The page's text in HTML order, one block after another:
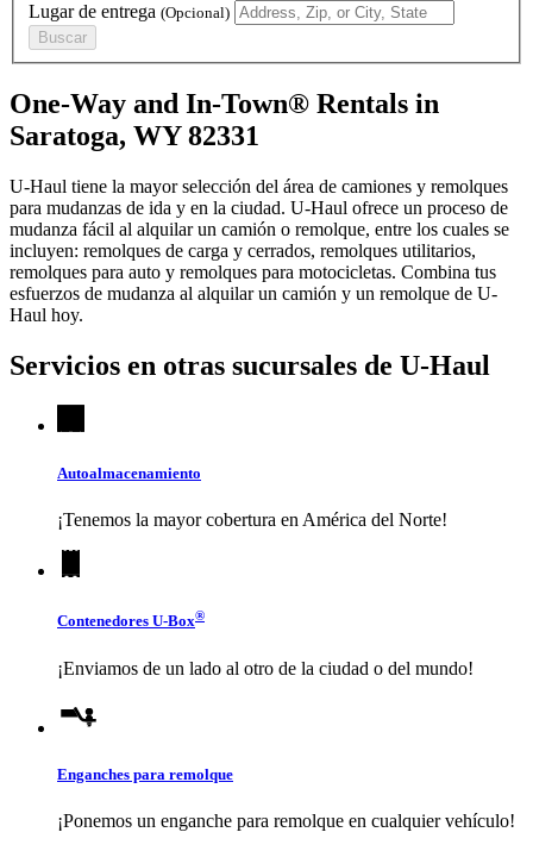
Lugar de entrega (Opcional)
Buscar
One-Way and In-Town® Rentals in
Saratoga, WY 82331
U-Haul tiene la mayor selección del área de camiones y remolques
para mudanzas de ida y en la ciudad. U-Haul ofrece un proceso de
mudanza fácil al alquilar un camión o remolque, entre los cuales se
incluyen: remolques de carga y cerrados, remolques utilitarios,
remolques para auto y remolques para motocicletas. Combina tus
esfuerzos de mudanza al alquilar un camión y un remolque de U-
Haul hoy.
Servicios en otras sucursales de U-Haul
Autoalmacenamiento
¡Tenemos la mayor cobertura en América del Norte!
Contenedores U-Box®
¡Enviamos de un lado al otro de la ciudad o del mundo!
Enganches para remolque
¡Ponemos un enganche para remolque en cualquier vehículo!